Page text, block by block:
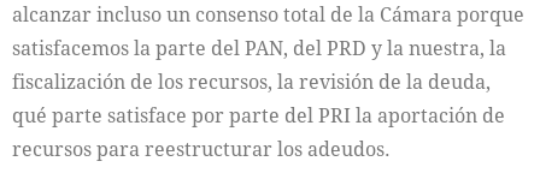
alcanzar incluso un consenso total de la Cámara porque
satisfacemos la parte del PAN, del PRD y la nuestra, la
fiscalización de los recursos, la revisión de la deuda,
qué parte satisface por parte del PRI la aportación de
recursos para reestructurar los adeudos.